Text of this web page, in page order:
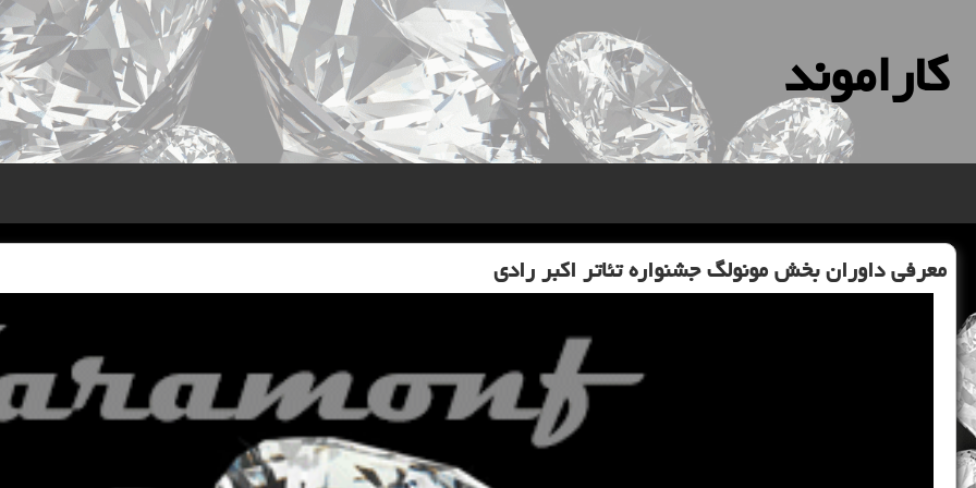
كاراموند
معرفی داوران بخش مونولگ جشنواره تئاتر اكبر رادی